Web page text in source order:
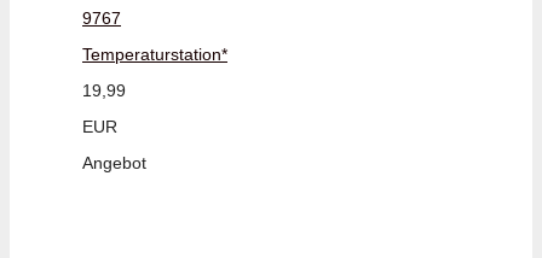
9767
Temperaturstation*
19,99
EUR
Angebot